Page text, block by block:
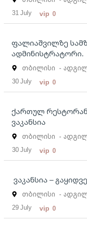
31 July vip 0
ფალიაშვილზე
ადმინისტრატორი.
თბილისი -
30 July vip 0
ქართულ
ვაკანსია
თბილისი -
30 July vip 0
ვაკანსია –
თბილისი -
29 July vip 0